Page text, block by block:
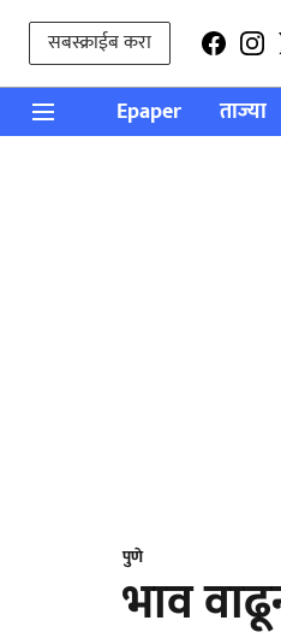
सबस्क्राईब करा
Epaper ताज्या
पुणे
भाव